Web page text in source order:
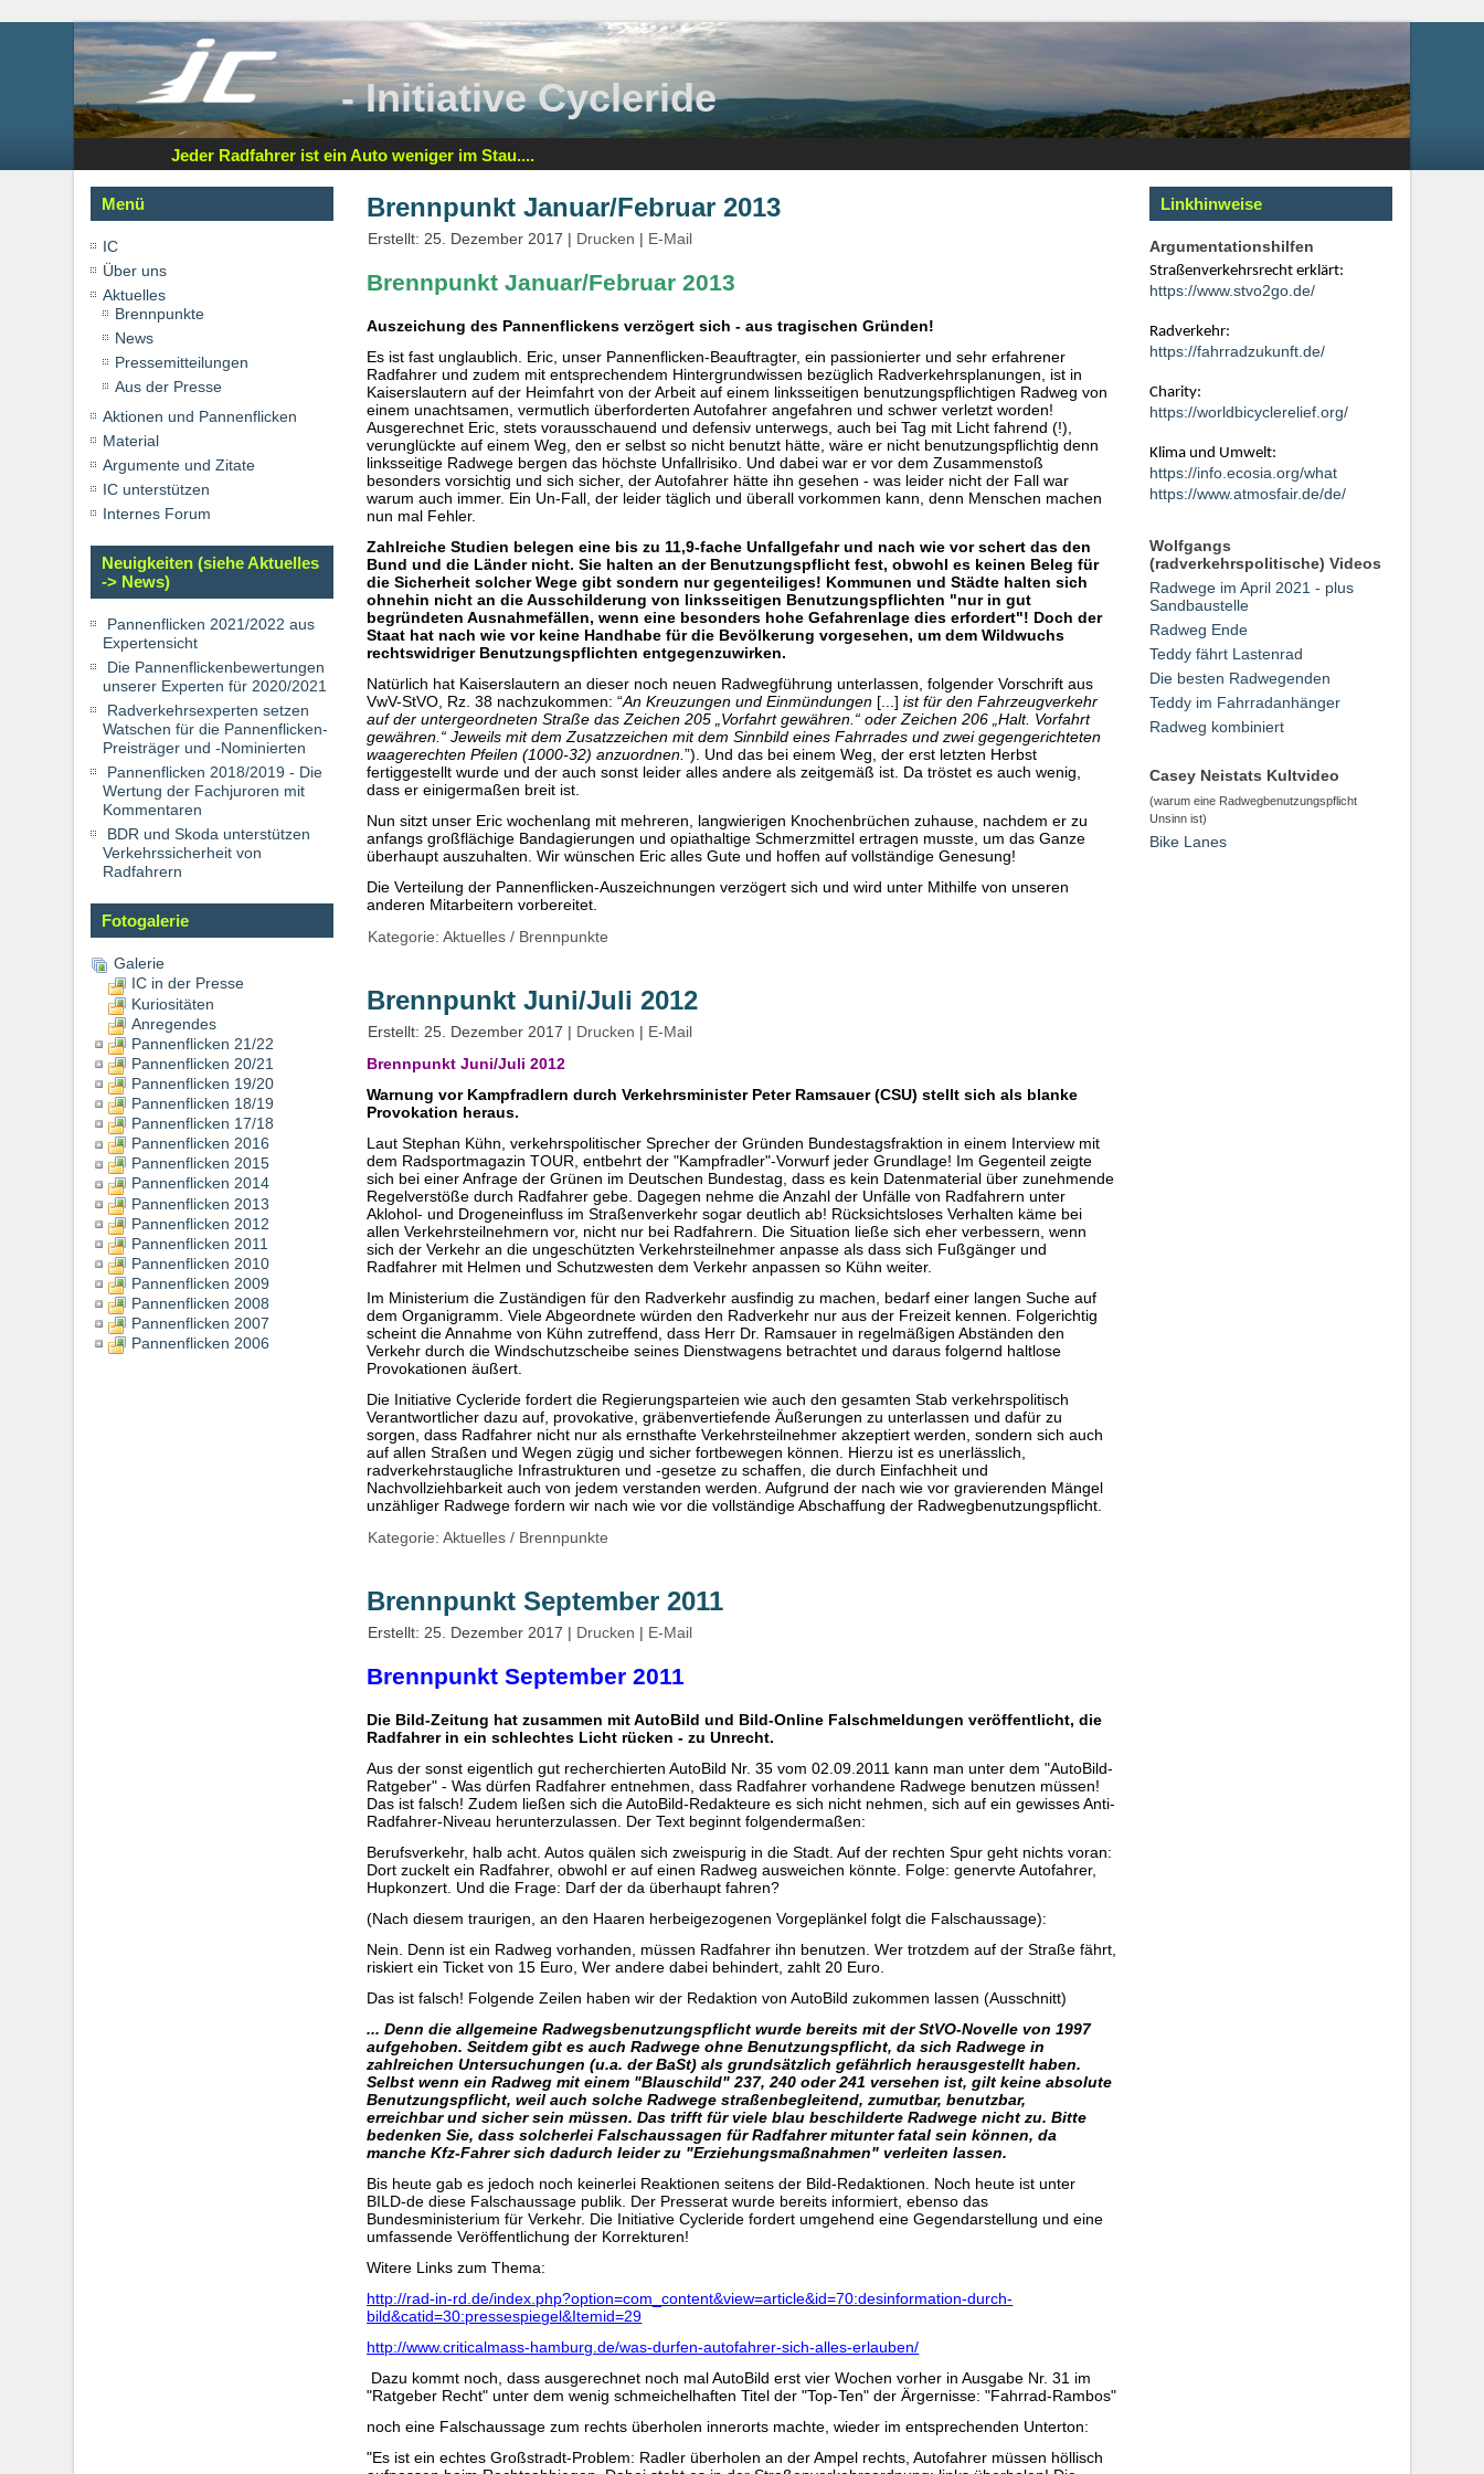
- Initiative Cycleride
Jeder Radfahrer ist ein Auto weniger im Stau....
Menü
IC
Über uns
Aktuelles
Brennpunkte
News
Pressemitteilungen
Aus der Presse
Aktionen und Pannenflicken
Material
Argumente und Zitate
IC unterstützen
Internes Forum
Neuigkeiten (siehe Aktuelles
-> News)
Pannenflicken 2021/2022 aus
Expertensicht
Die Pannenflickenbewertungen
unserer Experten für 2020/2021
Radverkehrsexperten setzen
Watschen für die Pannenflicken-
Preisträger und -Nominierten
Pannenflicken 2018/2019 - Die
Wertung der Fachjuroren mit
Kommentaren
BDR und Skoda unterstützen
Verkehrssicherheit von
Radfahrern
Fotogalerie
Galerie
IC in der Presse
Kuriositäten
Anregendes
Pannenflicken 21/22
Pannenflicken 20/21
Pannenflicken 19/20
Pannenflicken 18/19
Pannenflicken 17/18
Pannenflicken 2016
Pannenflicken 2015
Pannenflicken 2014
Pannenflicken 2013
Pannenflicken 2012
Pannenflicken 2011
Pannenflicken 2010
Pannenflicken 2009
Pannenflicken 2008
Pannenflicken 2007
Pannenflicken 2006
Brennpunkt Januar/Februar 2013
Erstellt: 25. Dezember 2017 | Drucken | E-Mail
Brennpunkt Januar/Februar 2013
Auszeichung des Pannenflickens verzögert sich - aus tragischen Gründen!
Es ist fast unglaublich. Eric, unser Pannenflicken-Beauftragter, ein passionierter und sehr erfahrener
Radfahrer und zudem mit entsprechendem Hintergrundwissen bezüglich Radverkehrsplanungen, ist in
Kaiserslautern auf der Heimfahrt von der Arbeit auf einem linksseitigen benutzungspflichtigen Radweg von
einem unachtsamen, vermutlich überforderten Autofahrer angefahren und schwer verletzt worden!
Ausgerechnet Eric, stets vorausschauend und defensiv unterwegs, auch bei Tag mit Licht fahrend (!),
verunglückte auf einem Weg, den er selbst so nicht benutzt hätte, wäre er nicht benutzungspflichtig denn
linksseitige Radwege bergen das höchste Unfallrisiko. Und dabei war er vor dem Zusammenstoß
besonders vorsichtig und sich sicher, der Autofahrer hätte ihn gesehen - was leider nicht der Fall war
warum auch immer. Ein Un-Fall, der leider täglich und überall vorkommen kann, denn Menschen machen
nun mal Fehler.
Zahlreiche Studien belegen eine bis zu 11,9-fache Unfallgefahr und nach wie vor schert das den
Bund und die Länder nicht. Sie halten an der Benutzungspflicht fest, obwohl es keinen Beleg für
die Sicherheit solcher Wege gibt sondern nur gegenteiliges! Kommunen und Städte halten sich
ohnehin nicht an die Ausschilderung von linksseitigen Benutzungspflichten "nur in gut
begründeten Ausnahmefällen, wenn eine besonders hohe Gefahrenlage dies erfordert"! Doch der
Staat hat nach wie vor keine Handhabe für die Bevölkerung vorgesehen, um dem Wildwuchs
rechtswidriger Benutzungspflichten entgegenzuwirken.
Natürlich hat Kaiserslautern an dieser noch neuen Radwegführung unterlassen, folgender Vorschrift aus
VwV-StVO, Rz. 38 nachzukommen: “An Kreuzungen und Einmündungen [...] ist für den Fahrzeugverkehr
auf der untergeordneten Straße das Zeichen 205 „Vorfahrt gewähren.“ oder Zeichen 206 „Halt. Vorfahrt
gewähren.“ Jeweils mit dem Zusatzzeichen mit dem Sinnbild eines Fahrrades und zwei gegengerichteten
waagerechten Pfeilen (1000-32) anzuordnen.”). Und das bei einem Weg, der erst letzten Herbst
fertiggestellt wurde und der auch sonst leider alles andere als zeitgemäß ist. Da tröstet es auch wenig,
dass er einigermaßen breit ist.
Nun sitzt unser Eric wochenlang mit mehreren, langwierigen Knochenbrüchen zuhause, nachdem er zu
anfangs großflächige Bandagierungen und opiathaltige Schmerzmittel ertragen musste, um das Ganze
überhaupt auszuhalten. Wir wünschen Eric alles Gute und hoffen auf vollständige Genesung!
Die Verteilung der Pannenflicken-Auszeichnungen verzögert sich und wird unter Mithilfe von unseren
anderen Mitarbeitern vorbereitet.
Kategorie:Aktuelles / Brennpunkte
Brennpunkt Juni/Juli 2012
Erstellt: 25. Dezember 2017 | Drucken | E-Mail
Brennpunkt Juni/Juli 2012
Warnung vor Kampfradlern durch Verkehrsminister Peter Ramsauer (CSU) stellt sich als blanke
Provokation heraus.
Laut Stephan Kühn, verkehrspolitischer Sprecher der Gründen Bundestagsfraktion in einem Interview mit
dem Radsportmagazin TOUR, entbehrt der "Kampfradler"-Vorwurf jeder Grundlage! Im Gegenteil zeigte
sich bei einer Anfrage der Grünen im Deutschen Bundestag, dass es kein Datenmaterial über zunehmende
Regelverstöße durch Radfahrer gebe. Dagegen nehme die Anzahl der Unfälle von Radfahrern unter
Aklohol- und Drogeneinfluss im Straßenverkehr sogar deutlich ab! Rücksichtsloses Verhalten käme bei
allen Verkehrsteilnehmern vor, nicht nur bei Radfahrern. Die Situation ließe sich eher verbessern, wenn
sich der Verkehr an die ungeschützten Verkehrsteilnehmer anpasse als dass sich Fußgänger und
Radfahrer mit Helmen und Schutzwesten dem Verkehr anpassen so Kühn weiter.
Im Ministerium die Zuständigen für den Radverkehr ausfindig zu machen, bedarf einer langen Suche auf
dem Organigramm. Viele Abgeordnete würden den Radverkehr nur aus der Freizeit kennen. Folgerichtig
scheint die Annahme von Kühn zutreffend, dass Herr Dr. Ramsauer in regelmäßigen Abständen den
Verkehr durch die Windschutzscheibe seines Dienstwagens betrachtet und daraus folgernd haltlose
Provokationen äußert.
Die Initiative Cycleride fordert die Regierungsparteien wie auch den gesamten Stab verkehrspolitisch
Verantwortlicher dazu auf, provokative, gräbenvertiefende Äußerungen zu unterlassen und dafür zu
sorgen, dass Radfahrer nicht nur als ernsthafte Verkehrsteilnehmer akzeptiert werden, sondern sich auch
auf allen Straßen und Wegen zügig und sicher fortbewegen können. Hierzu ist es unerlässlich,
radverkehrstaugliche Infrastrukturen und -gesetze zu schaffen, die durch Einfachheit und
Nachvollziehbarkeit auch von jedem verstanden werden. Aufgrund der nach wie vor gravierenden Mängel
unzähliger Radwege fordern wir nach wie vor die vollständige Abschaffung der Radwegbenutzungspflicht.
Kategorie:Aktuelles / Brennpunkte
Brennpunkt September 2011
Erstellt: 25. Dezember 2017 | Drucken | E-Mail
Brennpunkt September 2011
Die Bild-Zeitung hat zusammen mit AutoBild und Bild-Online Falschmeldungen veröffentlicht, die
Radfahrer in ein schlechtes Licht rücken - zu Unrecht.
Aus der sonst eigentlich gut recherchierten AutoBild Nr. 35 vom 02.09.2011 kann man unter dem "AutoBild-
Ratgeber" - Was dürfen Radfahrer entnehmen, dass Radfahrer vorhandene Radwege benutzen müssen!
Das ist falsch! Zudem ließen sich die AutoBild-Redakteure es sich nicht nehmen, sich auf ein gewisses Anti-
Radfahrer-Niveau herunterzulassen. Der Text beginnt folgendermaßen:
Berufsverkehr, halb acht. Autos quälen sich zweispurig in die Stadt. Auf der rechten Spur geht nichts voran:
Dort zuckelt ein Radfahrer, obwohl er auf einen Radweg ausweichen könnte. Folge: genervte Autofahrer,
Hupkonzert. Und die Frage: Darf der da überhaupt fahren?
(Nach diesem traurigen, an den Haaren herbeigezogenen Vorgeplänkel folgt die Falschaussage):
Nein. Denn ist ein Radweg vorhanden, müssen Radfahrer ihn benutzen. Wer trotzdem auf der Straße fährt,
riskiert ein Ticket von 15 Euro, Wer andere dabei behindert, zahlt 20 Euro.
Das ist falsch! Folgende Zeilen haben wir der Redaktion von AutoBild zukommen lassen (Ausschnitt)
... Denn die allgemeine Radwegsbenutzungspflicht wurde bereits mit der StVO-Novelle von 1997
aufgehoben. Seitdem gibt es auch Radwege ohne Benutzungspflicht, da sich Radwege in
zahlreichen Untersuchungen (u.a. der BaSt) als grundsätzlich gefährlich herausgestellt haben.
Selbst wenn ein Radweg mit einem "Blauschild" 237, 240 oder 241 versehen ist, gilt keine absolute
Benutzungspflicht, weil auch solche Radwege straßenbegleitend, zumutbar, benutzbar,
erreichbar und sicher sein müssen. Das trifft für viele blau beschilderte Radwege nicht zu. Bitte
bedenken Sie, dass solcherlei Falschaussagen für Radfahrer mitunter fatal sein können, da
manche Kfz-Fahrer sich dadurch leider zu "Erziehungsmaßnahmen" verleiten lassen.
Bis heute gab es jedoch noch keinerlei Reaktionen seitens der Bild-Redaktionen. Noch heute ist unter
BILD-de diese Falschaussage publik. Der Presserat wurde bereits informiert, ebenso das
Bundesministerium für Verkehr. Die Initiative Cycleride fordert umgehend eine Gegendarstellung und eine
umfassende Veröffentlichung der Korrekturen!
Witere Links zum Thema:
http://rad-in-rd.de/index.php?option=com_content&view=article&id=70:desinformation-durch-
bild&catid=30:pressespiegel&Itemid=29
http://www.criticalmass-hamburg.de/was-durfen-autofahrer-sich-alles-erlauben/
Dazu kommt noch, dass ausgerechnet noch mal AutoBild erst vier Wochen vorher in Ausgabe Nr. 31 im
"Ratgeber Recht" unter dem wenig schmeichelhaften Titel der "Top-Ten" der Ärgernisse: "Fahrrad-Rambos"
noch eine Falschaussage zum rechts überholen innerorts machte, wieder im entsprechenden Unterton:
"Es ist ein echtes Großstradt-Problem: Radler überholen an der Ampel rechts, Autofahrer müssen höllisch
Linkhinweise
Argumentationshilfen
Straßenverkehrsrecht erklärt:
https://www.stvo2go.de/
Radverkehr:
https://fahrradzukunft.de/
Charity:
https://worldbicyclerelief.org/
Klima und Umwelt:
https://info.ecosia.org/what
https://www.atmosfair.de/de/
Wolfgangs
(radverkehrspolitische) Videos
Radwege im April 2021 - plus
Sandbaustelle
Radweg Ende
Teddy fährt Lastenrad
Die besten Radwegenden
Teddy im Fahrradanhänger
Radweg kombiniert
Casey Neistats Kultvideo
(warum eine Radwegbenutzungspflicht
Unsinn ist)
Bike Lanes